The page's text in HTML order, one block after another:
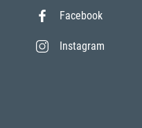
Facebook
Instagram